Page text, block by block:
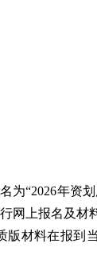
“2026年资
网上报名及
材料在报到